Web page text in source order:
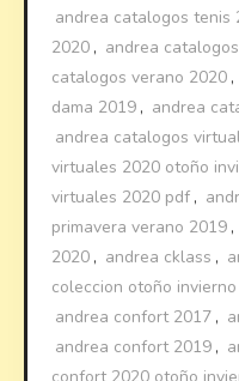
andrea catalogos tenis
2020 , andrea
catalogos verano 2020 ,
dama 2019 , andrea
andrea catalogos
virtuales 2020 otoño
virtuales 2020 pdf ,
primavera verano 2019 ,
2020 , andrea cklass ,
coleccion otoño
andrea confort 2017 ,
andrea confort 2019 ,